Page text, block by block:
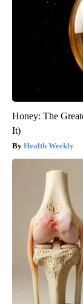
Honey: The
It)
Health Weekly